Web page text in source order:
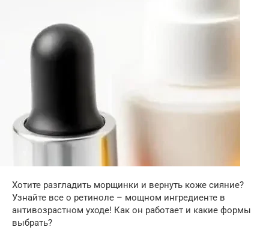
Хотите разгладить морщинки и вернуть коже сияние?
Узнайте все о ретиноле – мощном ингредиенте в
антивозрастном уходе! Как он работает и какие формы
выбрать?